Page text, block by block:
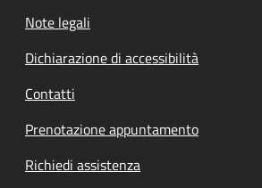
Note legali
Dichiarazione di accessibilità
Contatti
Prenotazione appuntamento
Richiedi assistenza